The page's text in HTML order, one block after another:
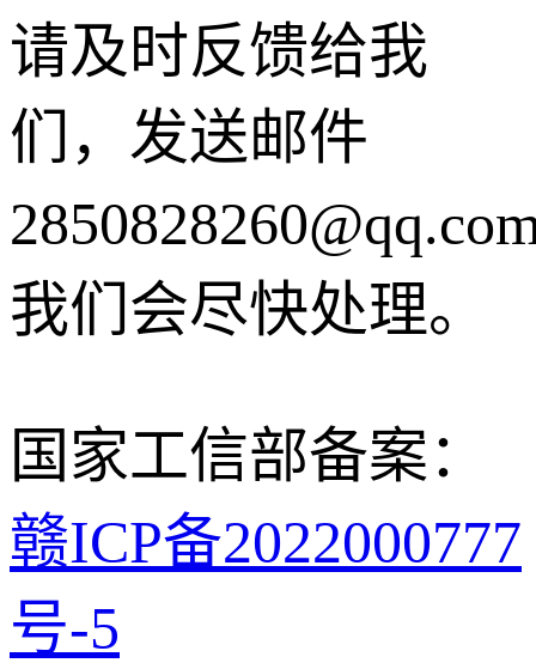
请及时反馈给我
们，发送邮件
我们会尽快处理。
国家工信部备案：
赣ICP备2022000777
号-5